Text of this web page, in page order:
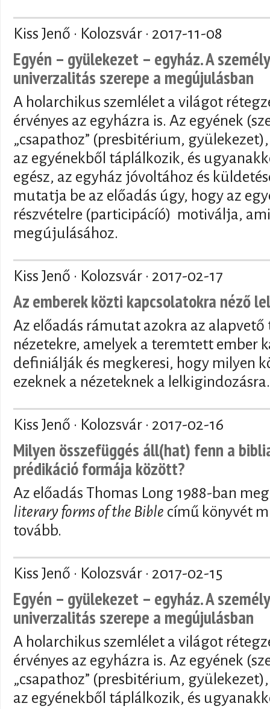
Kiss Jenő · Kolozsvár · 2017-11-08
Egyén – gyülekezet – egyház. A
univerzalitás szerepe a megújulásban
A holarchikus szemlélet a világot
érvényes az egyházra is. Az egyének
„csapathoz” (presbitérium,
az egyénekből táplálkozik, és
egész, az egyház jóvoltához és
mutatja be az előadás úgy, hogy az
részvételre (participácíó) motiválja,
megújulásához.
Kiss Jenő · Kolozsvár · 2017-02-17
Az emberek közti kapcsolatokra néző
Az előadás rámutat azokra az
nézetekre, amelyek a teremtett ember
definiálják és megkeresi, hogy milyen
ezeknek a nézeteknek a lelkigindozásra.
Kiss Jenő · Kolozsvár · 2017-02-16
Milyen összefüggés áll(hat) fenn a
prédikáció formája között?
Az előadás Thomas Long 1988-ban
literary forms of the Bible című könyvét
tovább.
Kiss Jenő · Kolozsvár · 2017-02-15
Egyén – gyülekezet – egyház. A
univerzalitás szerepe a megújulásban
A holarchikus szemlélet a világot
érvényes az egyházra is. Az egyének
„csapathoz” (presbitérium,
az egyénekből táplálkozik, és